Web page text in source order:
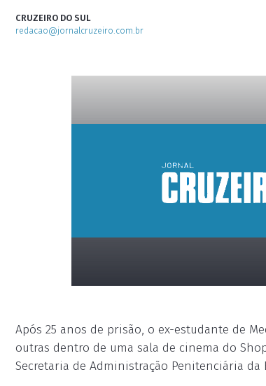
CRUZEIRO DO SUL
redacao@jornalcruzeiro.com.br
Após 25 anos de prisão, o ex-estudante de
outras dentro de uma sala de cinema do
Secretaria de Administração Penitenciária